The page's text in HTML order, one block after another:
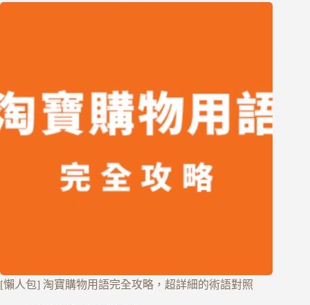
[懶人包] 淘寶購物用語完全攻略，超詳細的術語對照